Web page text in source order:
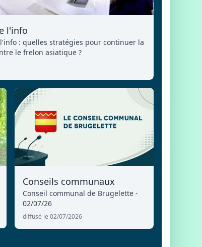
l'info
l'info : quelles stratégies pour continuer la
le frelon asiatique ?
Conseils communaux
Conseil communal de Brugelette -
02/07/26
diffusé le 02/07/2026